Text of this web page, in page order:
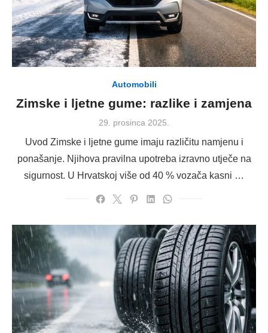
Automobili
Zimske i ljetne gume: razlike i zamjena
Posted
29. prosinca 2025.
Uvod Zimske i ljetne gume imaju različitu namjenu i
ponašanje. Njihova pravilna upotreba izravno utječe na
sigurnost. U Hrvatskoj više od 40 % vozača kasni …